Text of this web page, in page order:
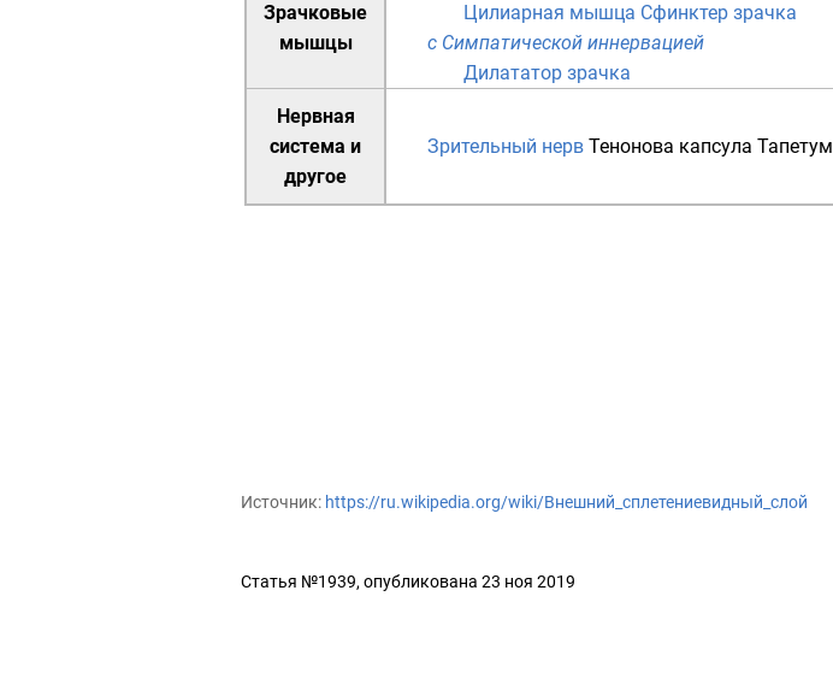
Зрачковые
мышцы
Цилиарная мышца Сфинктер зрачка
с Симпатической иннервацией
Дилататор зрачка
Нервная
система и
другое
Зрительный нерв Тенонова капсула Тапетум
Источник: https://ru.wikipedia.org/wiki/Внешний_сплетениевидный_слой
Статья №1939, опубликована 23 ноя 2019